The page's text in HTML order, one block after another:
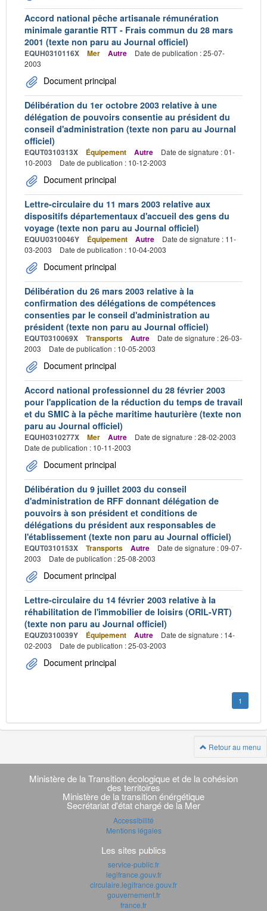
Accord national pêche artisanale rémunération
minimale garantie RTT - Frais commun du 28 mars
2001 (texte non paru au Journal officiel)
EQUH0310116X Mer Autre
Date de publication : 25-07-
2003
Document principal
Délibération du 1er octobre 2003 relative à une
délégation de pouvoirs consentie au président du
conseil d'administration (texte non paru au Journal
officiel)
EQUT0310313X Équipement Autre
Date de signature : 01-
10-2003
Date de publication : 10-12-2003
Document principal
Lettre-circulaire du 11 mars 2003 relative aux
dispositifs départementaux d'accueil des gens du
voyage (texte non paru au Journal officiel)
EQUU0310046Y Équipement Autre
Date de signature : 11-
03-2003
Date de publication : 10-04-2003
Document principal
Délibération du 26 mars 2003 relative à la
confirmation des délégations de compétences
consenties par le conseil d'administration au
président (texte non paru au Journal officiel)
EQUT0310069X Transports Autre
Date de signature : 26-03-
2003
Date de publication : 10-05-2003
Document principal
Accord national professionnel du 28 février 2003
pour l'application de la réduction du temps de travail
et du SMIC à la pêche maritime hauturière (texte non
paru au Journal officiel)
EQUH0310277X Mer Autre
Date de signature : 28-02-2003
Date de publication : 10-11-2003
Document principal
Délibération du 9 juillet 2003 du conseil
d'administration de RFF donnant délégation de
pouvoirs à son président et conditions de
délégations du président aux responsables de
l'établissement (texte non paru au Journal officiel)
EQUT0310153X Transports Autre
Date de signature : 09-07-
2003
Date de publication : 25-08-2003
Document principal
Lettre-circulaire du 14 février 2003 relative à la
réhabilitation de l'immobilier de loisirs (ORIL-VRT)
(texte non paru au Journal officiel)
EQUZ0310039Y Équipement Autre
Date de signature : 14-
02-2003
Date de publication : 25-03-2003
Document principal
1
Retour au menu
Navigation
transverse
Ministère de la Transition écologique et de la cohésion
des territoires
Ministère de la transition énérgétique
Secrétariat d'état chargé de la Mer
Accessibilité
Mentions légales
Les sites publics
service-public.fr
legifrance.gouv.fr
circulaire.legifrance.gouv.fr
gouvernement.fr
france.fr